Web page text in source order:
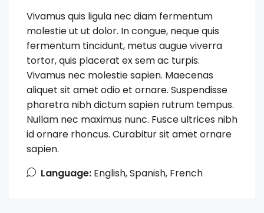
Vivamus quis ligula nec diam fermentum
molestie ut ut dolor. In congue, neque quis
fermentum tincidunt, metus augue viverra
tortor, quis placerat ex sem ac turpis.
Vivamus nec molestie sapien. Maecenas
aliquet sit amet odio et ornare. Suspendisse
pharetra nibh dictum sapien rutrum tempus.
Nullam nec maximus nunc. Fusce ultrices nibh
id ornare rhoncus. Curabitur sit amet ornare
sapien.
Language: English, Spanish, French